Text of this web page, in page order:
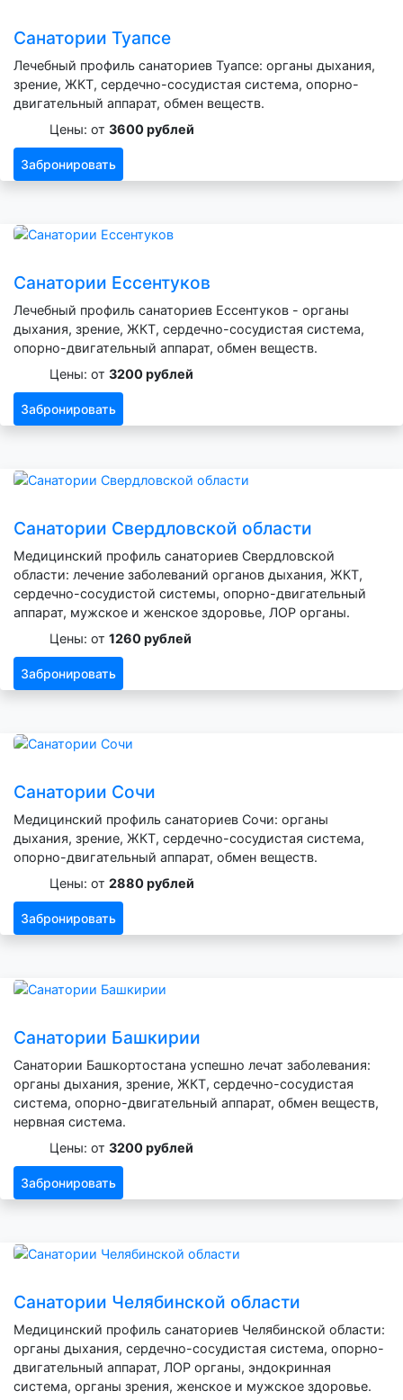
Санатории Туапсе
Лечебный профиль санаториев Туапсе: органы дыхания,
зрение, ЖКТ, сердечно-сосудистая система, опорно-
двигательный аппарат, обмен веществ.
Цены: от 3600 рублей
Забронировать
Санатории Ессентуков
Лечебный профиль санаториев Ессентуков - органы
дыхания, зрение, ЖКТ, сердечно-сосудистая система,
опорно-двигательный аппарат, обмен веществ.
Цены: от 3200 рублей
Забронировать
Санатории Свердловской области
Медицинский профиль санаториев Свердловской
области: лечение заболеваний органов дыхания, ЖКТ,
сердечно-сосудистой системы, опорно-двигательный
аппарат, мужское и женское здоровье, ЛОР органы.
Цены: от 1260 рублей
Забронировать
Санатории Сочи
Медицинский профиль санаториев Сочи: органы
дыхания, зрение, ЖКТ, сердечно-сосудистая система,
опорно-двигательный аппарат, обмен веществ.
Цены: от 2880 рублей
Забронировать
Санатории Башкирии
Санатории Башкортостана успешно лечат заболевания:
органы дыхания, зрение, ЖКТ, сердечно-сосудистая
система, опорно-двигательный аппарат, обмен веществ,
нервная система.
Цены: от 3200 рублей
Забронировать
Санатории Челябинской области
Медицинский профиль санаториев Челябинской области:
органы дыхания, сердечно-сосудистая система, опорно-
двигательный аппарат, ЛОР органы, эндокринная
система, органы зрения, женское и мужское здоровье.